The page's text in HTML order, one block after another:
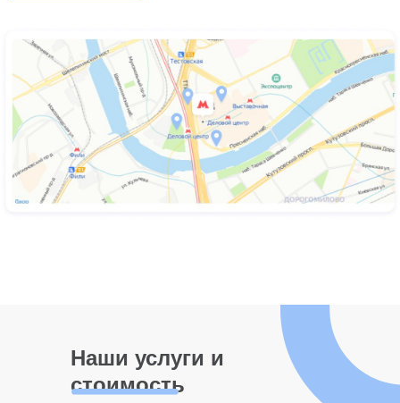
Наши услуги и
стоимость